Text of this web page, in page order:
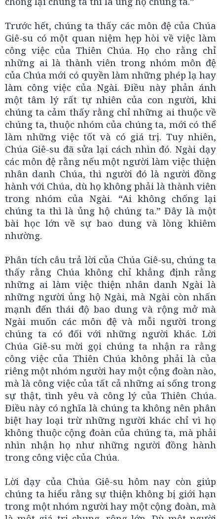
Trước hết, chúng ta thấy các môn đệ của Chúa
Giê-su có một quan niệm hẹp hòi về việc làm
công việc của Thiên Chúa. Họ cho rằng chỉ
những ai là thành viên trong nhóm môn đệ
của Chúa mới có quyền làm những phép lạ hay
làm công việc của Ngài. Điều này phản ánh
một tâm lý rất tự nhiên của con người, khi
chúng ta cảm thấy rằng chỉ những ai thuộc về
chúng ta, thuộc nhóm của chúng ta, mới có thể
làm những việc tốt và có giá trị. Tuy nhiên,
Chúa Giê-su đã sửa lại cách nhìn đó. Ngài dạy
các môn đệ rằng nếu một người làm việc thiện
nhân danh Chúa, thì người đó là người đồng
hành với Chúa, dù họ không phải là thành viên
trong nhóm của Ngài. “Ai không chống lại
chúng ta thì là ủng hộ chúng ta.” Đây là một
bài học lớn về sự bao dung và lòng khiêm
nhường.
Phân tích câu trả lời của Chúa Giê-su, chúng ta
thấy rằng Chúa không chỉ khẳng định rằng
những ai làm việc thiện nhân danh Ngài là
những người ủng hộ Ngài, mà Ngài còn nhấn
mạnh đến thái độ bao dung và rộng mở mà
Ngài muốn các môn đệ và mỗi người trong
chúng ta có đối với những người khác. Lời
Chúa Giê-su mời gọi chúng ta nhận ra rằng
công việc của Thiên Chúa không phải là của
riêng một nhóm người hay một cộng đoàn nào,
mà là công việc của tất cả những ai sống trong
sự thật, tình yêu và công lý của Thiên Chúa.
Điều này có nghĩa là chúng ta không nên phân
biệt hay loại trừ những người khác chỉ vì họ
không thuộc cộng đoàn của chúng ta, mà phải
nhìn nhận họ như những người đồng hành
trong công việc của Chúa.
Lời dạy của Chúa Giê-su hôm nay còn giúp
chúng ta hiểu rằng sự thiện không bị giới hạn
trong một nhóm người hay một cộng đoàn, mà